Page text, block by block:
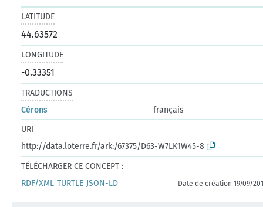
LATITUDE
44.63572
LONGITUDE
-0.33351
TRADUCTIONS
Cérons
français
URI
http://data.loterre.fr/ark:/67375/D63-W7LK1W45-8
TÉLÉCHARGER CE CONCEPT :
RDF/XML TURTLE JSON-LD Date de création 19/09/